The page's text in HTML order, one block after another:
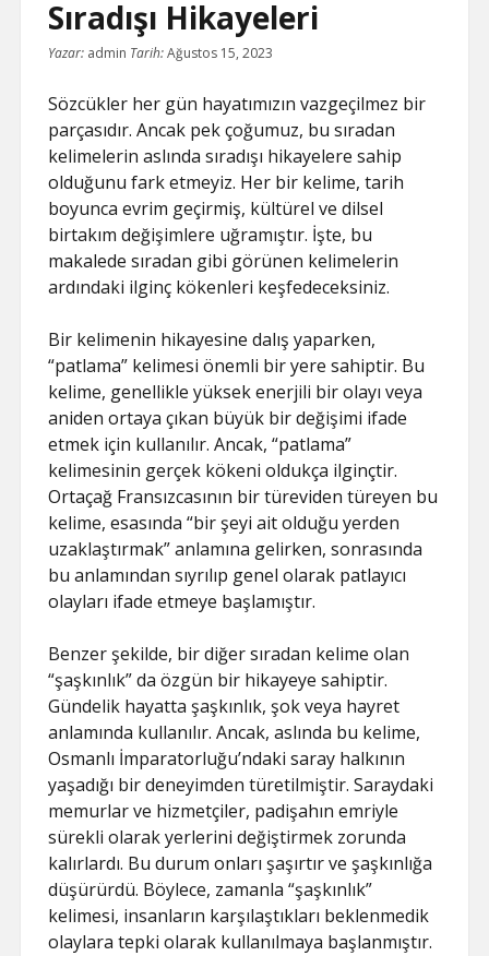
YOUTUBE 1 MILYON TAKIPÇI NE
KADAR PARA ALIYOR
Sıradışı Hikayeleri
Yazar: admin Tarih:Ağustos 15, 2023
Sözcükler her gün hayatımızın vazgeçilmez bir
parçasıdır. Ancak pek çoğumuz, bu sıradan
kelimelerin aslında sıradışı hikayelere sahip
olduğunu fark etmeyiz. Her bir kelime, tarih
boyunca evrim geçirmiş, kültürel ve dilsel
birtakım değişimlere uğramıştır. İşte, bu
makalede sıradan gibi görünen kelimelerin
ardındaki ilginç kökenleri keşfedeceksiniz.
Bir kelimenin hikayesine dalış yaparken,
“patlama” kelimesi önemli bir yere sahiptir. Bu
kelime, genellikle yüksek enerjili bir olayı veya
aniden ortaya çıkan büyük bir değişimi ifade
etmek için kullanılır. Ancak, “patlama”
kelimesinin gerçek kökeni oldukça ilginçtir.
Ortaçağ Fransızcasının bir türeviden türeyen bu
kelime, esasında “bir şeyi ait olduğu yerden
uzaklaştırmak” anlamına gelirken, sonrasında
bu anlamından sıyrılıp genel olarak patlayıcı
olayları ifade etmeye başlamıştır.
Benzer şekilde, bir diğer sıradan kelime olan
“şaşkınlık” da özgün bir hikayeye sahiptir.
Gündelik hayatta şaşkınlık, şok veya hayret
anlamında kullanılır. Ancak, aslında bu kelime,
Osmanlı İmparatorluğu’ndaki saray halkının
yaşadığı bir deneyimden türetilmiştir. Saraydaki
memurlar ve hizmetçiler, padişahın emriyle
sürekli olarak yerlerini değiştirmek zorunda
kalırlardı. Bu durum onları şaşırtır ve şaşkınlığa
düşürürdü. Böylece, zamanla “şaşkınlık”
kelimesi, insanların karşılaştıkları beklenmedik
olaylara tepki olarak kullanılmaya başlanmıştır.